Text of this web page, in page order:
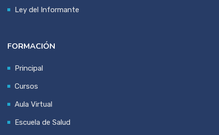
Ley del Informante
FORMACIÓN
Principal
Cursos
Aula Virtual
Escuela de Salud